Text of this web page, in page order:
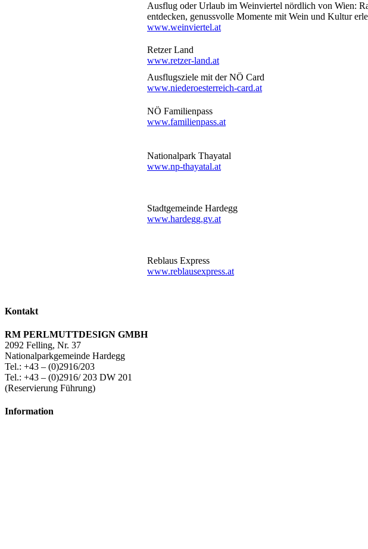
Ausflug oder Urlaub im Weinviertel nördlich von Wien:
entdecken, genussvolle Momente mit Wein und Kultur
www.weinviertel.at
Retzer Land
www.retzer-land.at
Ausflugsziele mit der NÖ Card
www.niederoesterreich-card.at
NÖ Familienpass
www.familienpass.at
Nationalpark Thayatal
www.np-thayatal.at
Stadtgemeinde Hardegg
www.hardegg.gv.at
Reblaus Express
www.reblausexpress.at
Kontakt
RM PERLMUTTDESIGN GMBH
2092 Felling, Nr. 37
Nationalparkgemeinde Hardegg
Tel.: +43 – (0)2916/203
Tel.: +43 – (0)2916/ 203 DW 201
(Reservierung Führung)
Information